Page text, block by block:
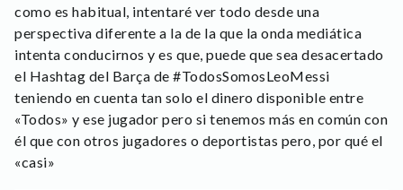
como es habitual, intentaré ver todo desde una
perspectiva diferente a la de la que la onda mediática
intenta conducirnos y es que, puede que sea desacertado
el Hashtag del Barça de #TodosSomosLeoMessi
teniendo en cuenta tan solo el dinero disponible entre
«Todos» y ese jugador pero si tenemos más en común con
él que con otros jugadores o deportistas pero, por qué el
«casi»